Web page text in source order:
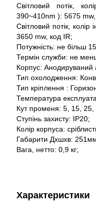
Світловий потік,
390~410nm ): 5675 mw,
Світловий потік,
3650 mw, код IR;
Потужність: не більш
Термін служби: не
Корпус: Анодируваний
Тип охолодження:
Тип кріплення :
Температура
Кут променя: 5, 15, 25,
Ступінь захисту: IP20;
Колір корпуса:
Габарити Дхшхв:
Вага, нетто: 0,9 кг;
Характеристики